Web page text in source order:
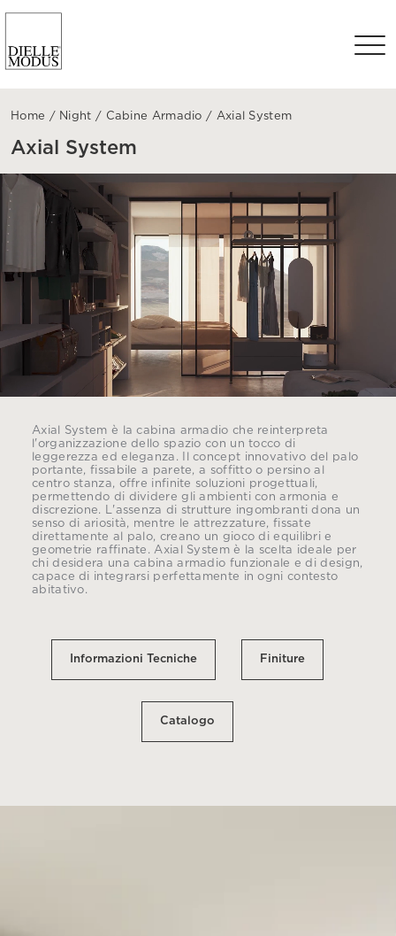
Home / Night / Cabine Armadio / Axial System
Axial System
Axial System è la cabina armadio che reinterpreta
l'organizzazione dello spazio con un tocco di
leggerezza ed eleganza. Il concept innovativo del palo
portante, fissabile a parete, a soffitto o persino al
centro stanza, offre infinite soluzioni progettuali,
permettendo di dividere gli ambienti con armonia e
discrezione. L'assenza di strutture ingombranti dona un
senso di ariosità, mentre le attrezzature, fissate
direttamente al palo, creano un gioco di equilibri e
geometrie raffinate. Axial System è la scelta ideale per
chi desidera una cabina armadio funzionale e di design,
capace di integrarsi perfettamente in ogni contesto
abitativo.
Informazioni Tecniche Finiture
Catalogo